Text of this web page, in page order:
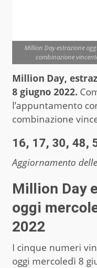
Million Day estrazione
combinazione
Million Day,
8 giugno 2022.
l’appuntamento
combinazione
16, 17, 30, 48,
Aggiornamento
Million Day
oggi
2022
I cinque numeri
oggi mercoledì 8